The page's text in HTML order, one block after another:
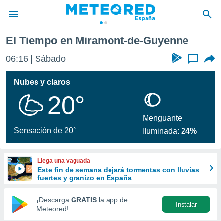
de
por
se
calidad.
a este
las
y
forma
digital
basada
El Tiempo en Miramont-de-Guyenne
06:16 Sábado ...
Nubes y claros
20°
Sensación de 20°
Menguante
Iluminada:24%
Llega una vaguada
Este fin de semana dejará tormentas con lluvias
fuertes y granizo en España
¡Descarga GRATIS la app de
Meteored!
Instalar